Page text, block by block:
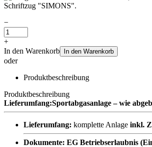
−
+
In den Warenkorb
In den Warenkorb
oder
Produktbeschreibung
Produktbeschreibung
Lieferumfang:Sportabgasanlage – wie
Lieferumfang: komplette Anlage inkl.
Dokumente: EG Betriebserlaubnis